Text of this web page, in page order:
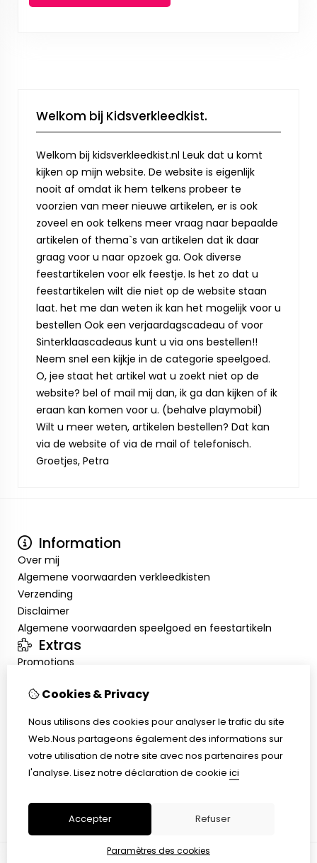
Welkom bij Kidsverkleedkist.
Welkom bij kidsverkleedkist.nl Leuk dat u komt
kijken op mijn website. De website is eigenlijk
nooit af omdat ik hem telkens probeer te
voorzien van meer nieuwe artikelen, er is ook
zoveel en ook telkens meer vraag naar bepaalde
artikelen of thema`s van artikelen dat ik daar
graag voor u naar opzoek ga. Ook diverse
feestartikelen voor elk feestje. Is het zo dat u
feestartikelen wilt die niet op de website staan
laat. het me dan weten ik kan het mogelijk voor u
bestellen Ook een verjaardagscadeau of voor
Sinterklaascadeaus kunt u via ons bestellen!!
Neem snel een kijkje in de categorie speelgoed.
O, jee staat het artikel wat u zoekt niet op de
website? bel of mail mij dan, ik ga dan kijken of ik
eraan kan komen voor u. (behalve playmobil)
Wilt u meer weten, artikelen bestellen? Dat kan
via de website of via de mail of telefonisch.
Groetjes, Petra
Information
Over mij
Algemene voorwaarden verkleedkisten
Verzending
Disclaimer
Algemene voorwaarden speelgoed en feestartikeln
Extras
Promotions
Inloggen
Service client
Retour de marchandise
Cookies & Privacy
Nous utilisons des cookies pour analyser le trafic du site
Web.Nous partageons également des informations sur
votre utilisation de notre site avec nos partenaires pour
l'analyse. Lisez notre déclaration de cookie ici
Accepter Refuser
Paramètres des cookies